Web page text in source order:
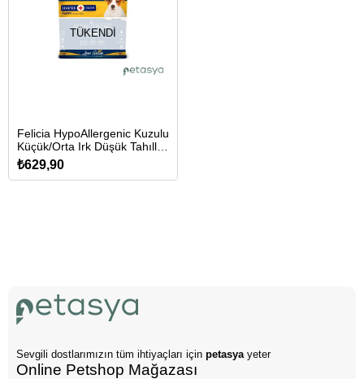
TÜKENDI
Felicia HypoAllergenic Kuzulu
Küçük/Orta Irk Düşük Tahıllı
Yavru Köpek Maması 3kg
₺629,90
Sevgili dostlarımızın tüm ihtiyaçları için petasya yeter
Online Petshop Mağazası